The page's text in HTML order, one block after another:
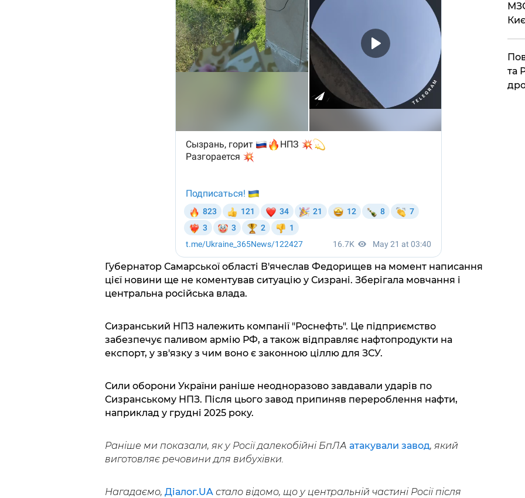
Губернатор Самарської області В'ячеслав Федорищев на момент написання
цієї новини ще не коментував ситуацію у Сизрані. Зберігала мовчання і
центральна російська влада.
Сизранський НПЗ належить компанії "Роснефть". Це підприємство
забезпечує паливом армію РФ, а також відправляє нафтопродукти на
експорт, у зв'язку з чим воно є законною ціллю для ЗСУ.
Сили оборони України раніше неодноразово завдавали ударів по
Сизранському НПЗ. Після цього завод припиняв перероблення нафти,
наприклад у грудні 2025 року.
Раніше ми показали, як у Росії далекобійні БпЛА атакували завод, який
виготовляє речовини для вибухівки.
Нагадаємо, Діалог.UAстало відомо, що у центральній частині Росії після
та